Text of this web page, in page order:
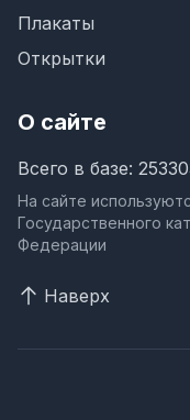
Плакаты
Открытки
О сайте
Всего в базе:
На сайте
Государственного
Федерации
Наверх